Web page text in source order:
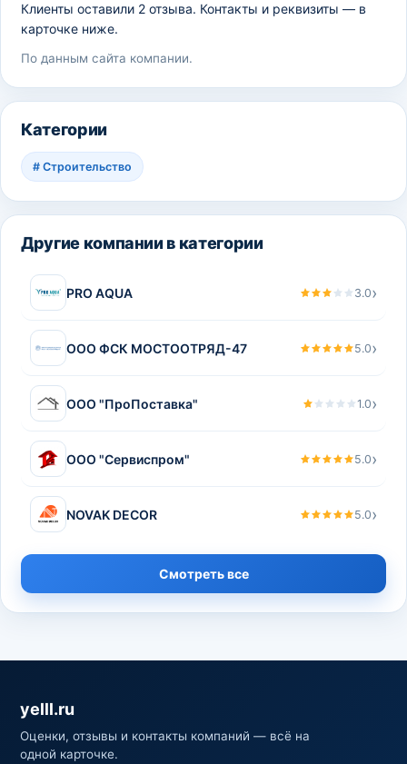
Клиенты оставили 2 отзыва. Контакты и реквизиты — в
карточке ниже.
По данным сайта компании.
Категории
# Строительство
Другие компании в категории
PRO AQUA 3.0›
ООО ФСК МОСТООТРЯД-47 5.0›
ООО "ПроПоставка" 1.0›
ООО "Сервиспром" 5.0›
NOVAK DECOR 5.0›
Смотреть все
yelll.ru
Оценки, отзывы и контакты компаний — всё на
одной карточке.